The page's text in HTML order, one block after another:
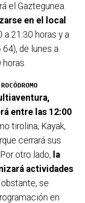
el Gaztegunea.
en el local
21:30 horas y a
de lunes a
entre las 12:00
tirolina, Kayak,
cerrará sus
otro lado, la
actividades
se
en